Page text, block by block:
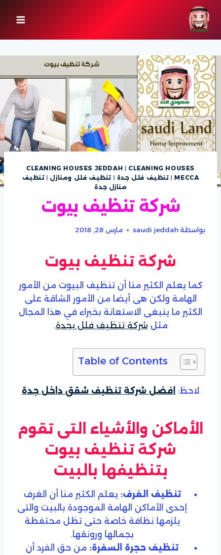
التجاوز
إلى
المحتوى
CLEANING HOUSES JEDDAH | CLEANING HOUSES
MECCA
| تنظيف فلل جدة | تنظيف فلل ومنازل | تنظيف
منازل جدة
شركة تنظيف بيوت
بواسطة saudi jeddah مارس 28, 2018
شركة تنظيف بيوت
كما يعلم الكثير منا أن تنظيف البيوت من الأمور
الهامة ولكن هى أيضا من الأمور الشاقة على
الكثير ما ينبغى الاستعانة بخبراء في هذا المجال
مثل شركة تنظيف فلل بجدة.
Table of Contents
لاحظ: افضل شركة تنظيف شقق داخل جدة
الأماكن والأشياء التى تقوم
شركة تنظيف بيوت
بتنظيفها بالبيت
تنظيف الغرف: يعلم الكثير منا أن الغرف
إحدى الأماكن الهامة الموجودة بالبيت والتى
يلزمها نظافة خاصة حتى تظل محتفظة
بجمالها ورونقها.
تنظيف حجرة السفرة: من حق الفرد أن